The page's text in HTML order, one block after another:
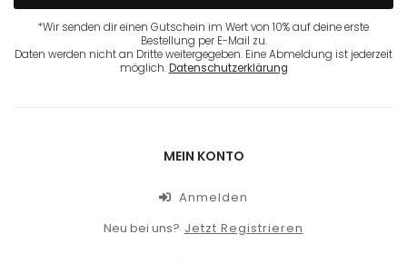
*Wir senden dir einen Gutschein im Wert von 10% auf deine erste
Bestellung per E-Mail zu.
Daten werden nicht an Dritte weitergegeben. Eine Abmeldung ist jederzeit
möglich.Datenschutzerklärung
MEIN KONTO
Anmelden
Neu bei uns? Jetzt Registrieren